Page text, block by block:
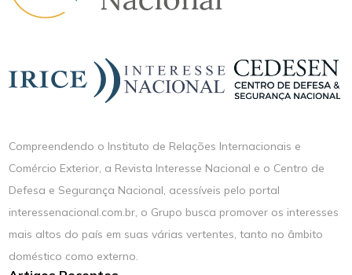
Compreendendo o Instituto de Relações Internacionais e
Comércio Exterior, a Revista Interesse Nacional e o Centro de
Defesa e Segurança Nacional, acessíveis pelo portal
interessenacional.com.br, o Grupo busca promover os interesses
mais altos do país em suas várias vertentes, tanto no âmbito
doméstico como externo.